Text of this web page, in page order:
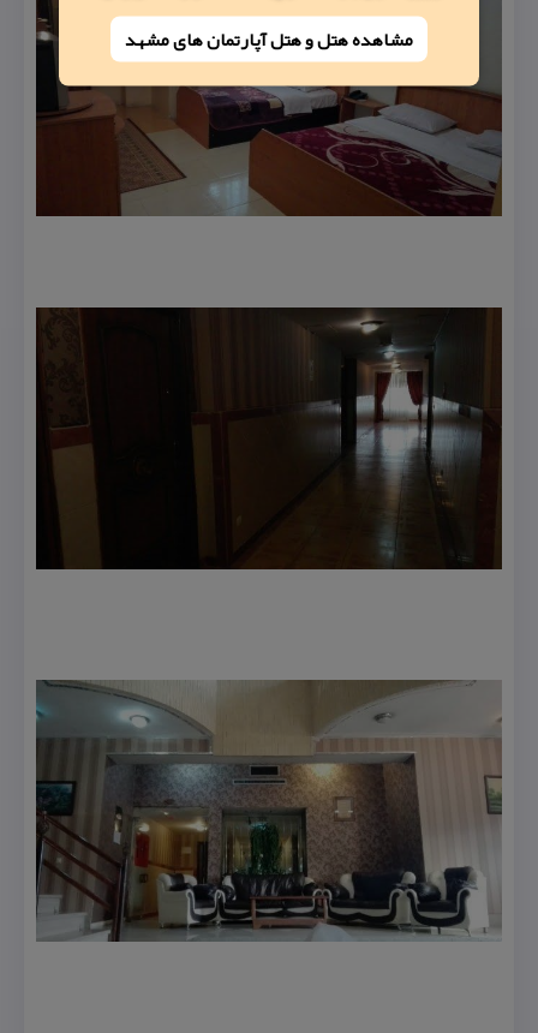
مشاهده هتل و هتل‌ آپارتمان های مشهد